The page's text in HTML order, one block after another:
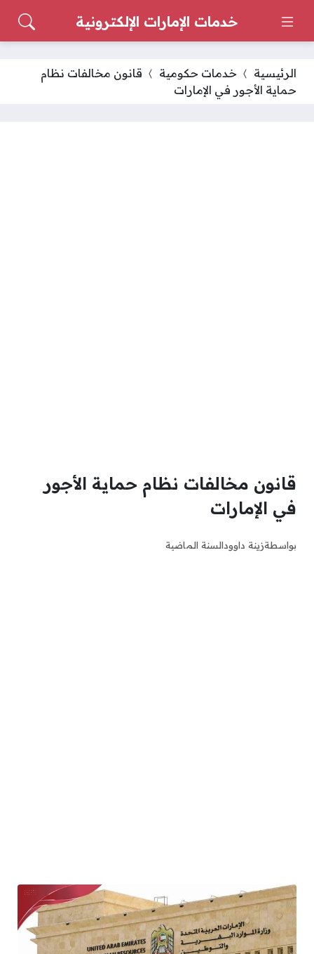
خدمات الإمارات الإلكترونية
الرئيسية خدمات حكومية
قانون مخالفات نظام
حماية الأجور في الإمارات
قانون مخالفات نظام حماية الأجور
في الإمارات
بواسطةزينة داوودالسنة الماضية